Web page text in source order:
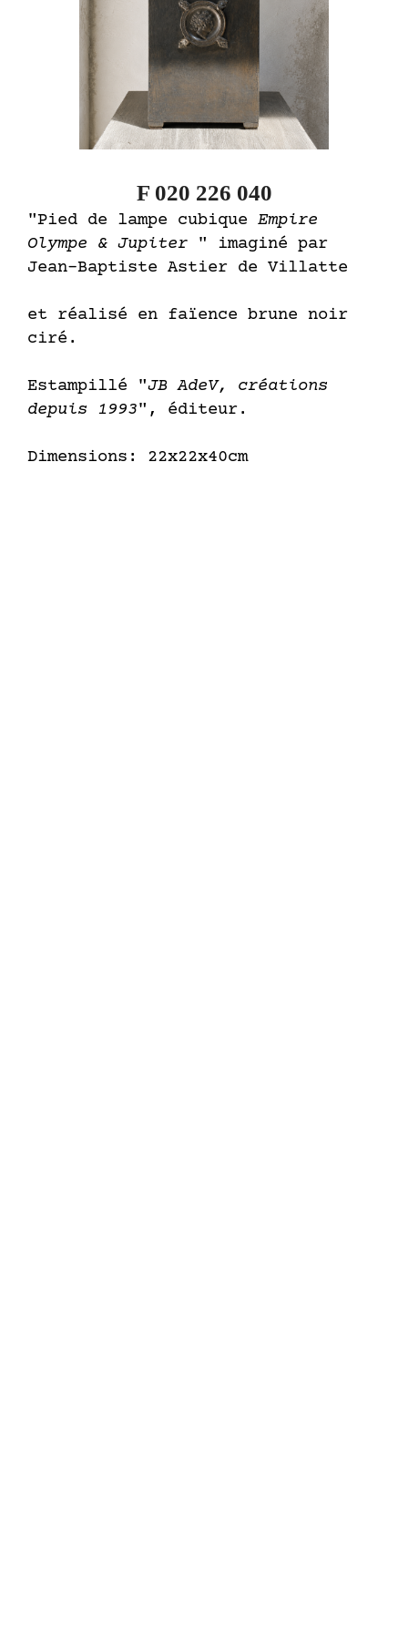
F 020 226 040
"Pied de lampe cubique Empire
Olympe & Jupiter " imaginé par
Jean-Baptiste Astier de Villatte
et réalisé en faïence brune noir
ciré.
Estampillé "JB AdeV, créations
depuis 1993", éditeur.
Dimensions: 22x22x40cm